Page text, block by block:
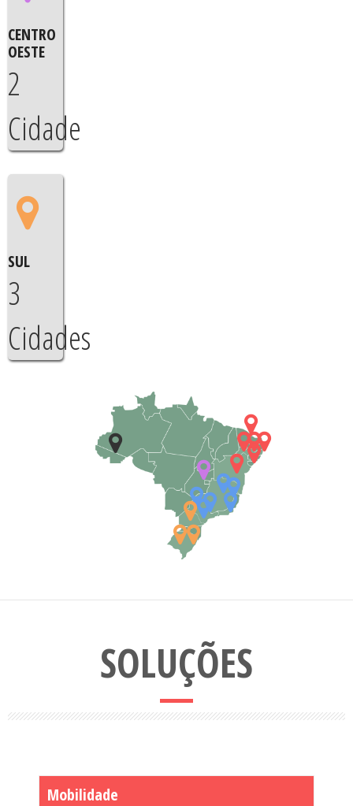
CENTRO
OESTE
2
Cidade
SUL
3
Cidades
SOLUÇÕES
Mobilidade